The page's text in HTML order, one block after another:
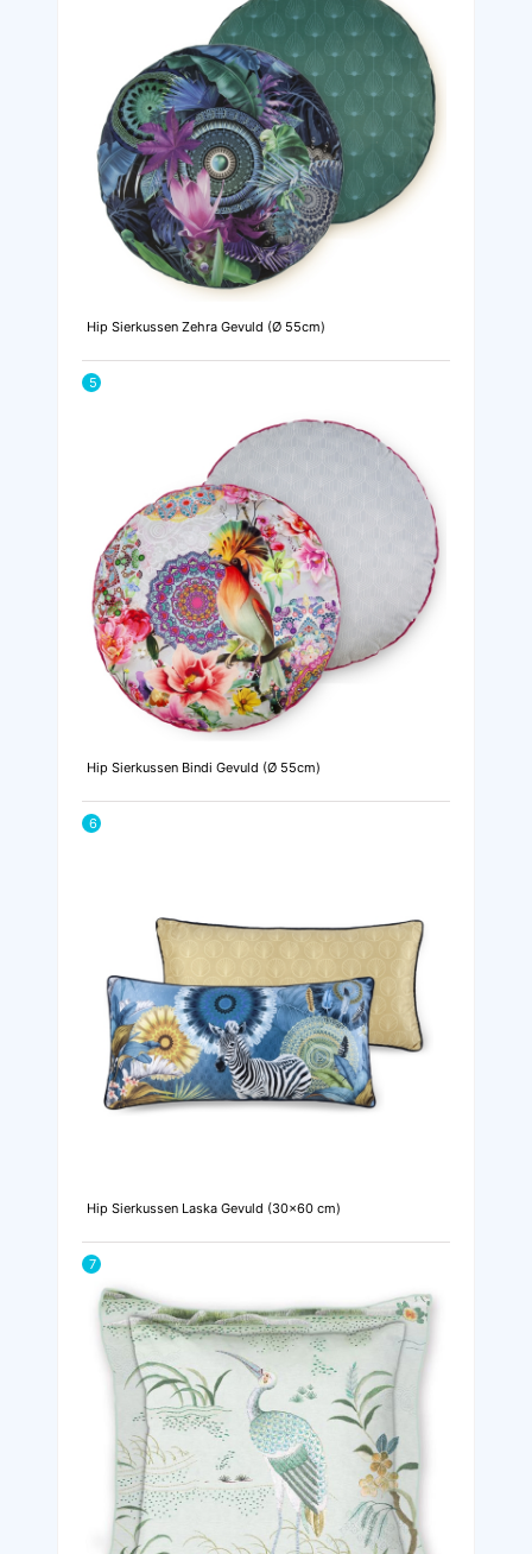
Hip Sierkussen Zehra Gevuld (Ø 55cm)
5
Hip Sierkussen Bindi Gevuld (Ø 55cm)
6
Hip Sierkussen Laska Gevuld (30x60 cm)
7